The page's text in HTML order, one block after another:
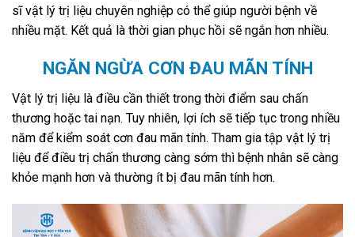
sĩ vật lý trị liệu chuyên nghiệp có thể giúp người bệnh về
nhiều mặt. Kết quả là thời gian phục hồi sẽ ngắn hơn nhiều.
NGĂN NGỪA CƠN ĐAU MÃN TÍNH
Vật lý trị liệu là điều cần thiết trong thời điểm sau chấn
thương hoặc tai nạn. Tuy nhiên, lợi ích sẽ tiếp tục trong nhiều
năm để kiểm soát cơn đau mãn tính. Tham gia tập vật lý trị
liệu để điều trị chấn thương càng sớm thì bệnh nhân sẽ càng
khỏe mạnh hơn và thường ít bị đau mãn tính hơn.